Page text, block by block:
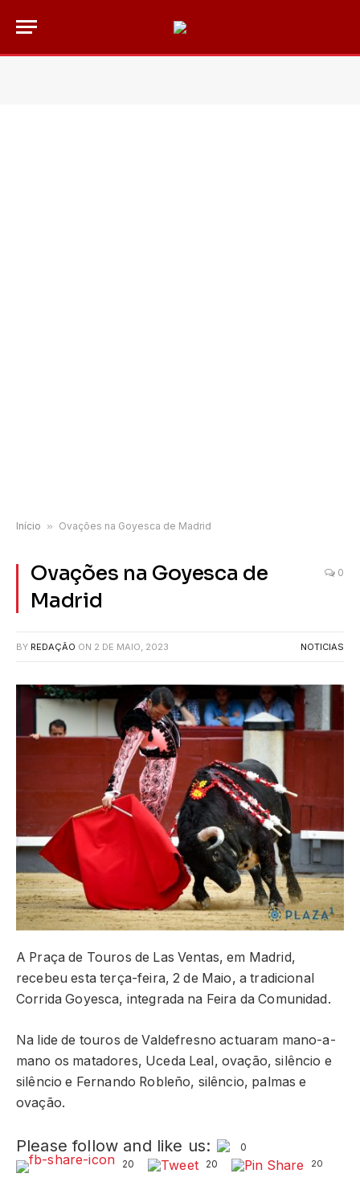
Início » Ovações na Goyesca de Madrid
Ovações na Goyesca de
Madrid
0
BY REDAÇÃO ON 2 DE MAIO, 2023 NOTICIAS
A Praça de Touros de Las Ventas, em Madrid,
recebeu esta terça-feira, 2 de Maio, a tradicional
Corrida Goyesca, integrada na Feira da Comunidad.
Na lide de touros de Valdefresno actuaram mano-a-
mano os matadores, Uceda Leal, ovação, silêncio e
silêncio e Fernando Robleño, silêncio, palmas e
ovação.
Please follow and like us:
0
20
20 20